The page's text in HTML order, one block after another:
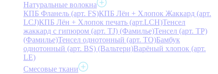
Натуральные волокна
КПБ Фланель (арт. FS)КПБ Лён + Хлопок Жаккард (арт.
LCJ)КПБ Лён + Хлопок печать (арт.LCH)Тенсел
жаккард с гипюром (арт. TJ) (Фамилье)Тенсел (арт. ТР)
(Фамилье)Тенсел однотонный (арт. TO)Бамбук
однотонный (арт. BS) (Вальтери)Варёный хлопок (арт.
LE)
Смесовые ткани